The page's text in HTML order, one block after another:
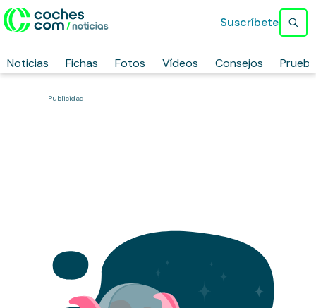
Noticias Fichas Fotos Vídeos Consejos
Suscríbete
Publicidad